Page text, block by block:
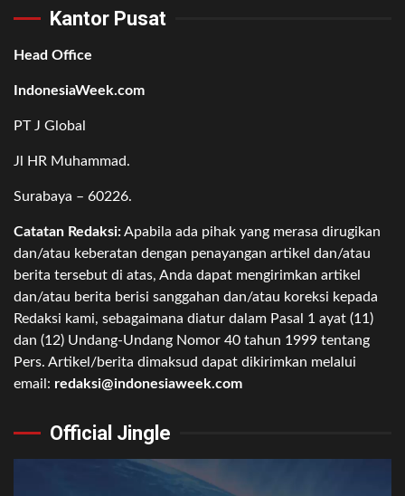
Kantor Pusat
Head Office
IndonesiaWeek.com
PT J Global
Jl HR Muhammad.
Surabaya – 60226.
Catatan Redaksi:Apabila ada pihak yang merasa dirugikan
dan/atau keberatan dengan penayangan artikel dan/atau
berita tersebut di atas, Anda dapat mengirimkan artikel
dan/atau berita berisi sanggahan dan/atau koreksi kepada
Redaksi kami, sebagaimana diatur dalam Pasal 1 ayat (11)
dan (12) Undang-Undang Nomor 40 tahun 1999 tentang
Pers. Artikel/berita dimaksud dapat dikirimkan melalui
email: redaksi@indonesiaweek.com
Official Jingle